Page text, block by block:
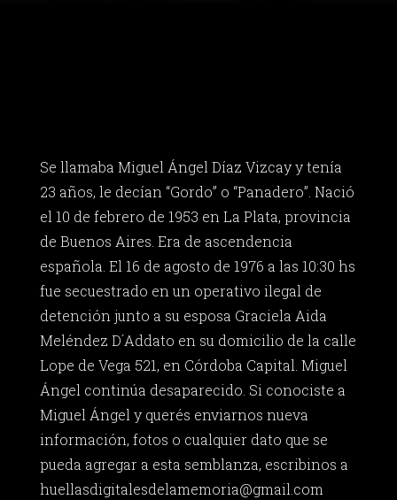
Se llamaba Miguel Ángel Díaz Vizcay y tenía
23 años, le decían “Gordo” o “Panadero”. Nació
el 10 de febrero de 1953 en La Plata, provincia
de Buenos Aires. Era de ascendencia
española. El 16 de agosto de 1976 a las 10:30 hs
fue secuestrado en un operativo ilegal de
detención junto a su esposa Graciela Aida
Meléndez D´Addato en su domicilio de la calle
Lope de Vega 521, en Córdoba Capital. Miguel
Ángel continúa desaparecido. Si conociste a
Miguel Ángel y querés enviarnos nueva
información, fotos o cualquier dato que se
pueda agregar a esta semblanza, escribinos a
huellasdigitalesdelamemoria@gmail.com